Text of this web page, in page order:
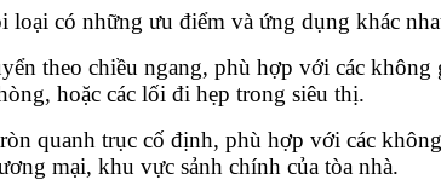
loại có những ưu điểm và ứng dụng khác
theo chiều ngang, phù hợp với các
hoặc các lối đi hẹp trong siêu thị.
quanh trục cố định, phù hợp với các
mại, khu vực sảnh chính của tòa nhà.